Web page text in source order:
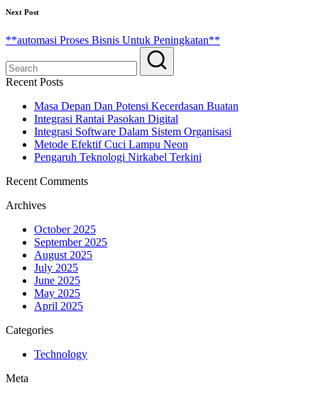
Next Post
**automasi Proses Bisnis Untuk Peningkatan**
Recent Posts
Masa Depan Dan Potensi Kecerdasan Buatan
Integrasi Rantai Pasokan Digital
Integrasi Software Dalam Sistem Organisasi
Metode Efektif Cuci Lampu Neon
Pengaruh Teknologi Nirkabel Terkini
Recent Comments
Archives
October 2025
September 2025
August 2025
July 2025
June 2025
May 2025
April 2025
Categories
Technology
Meta